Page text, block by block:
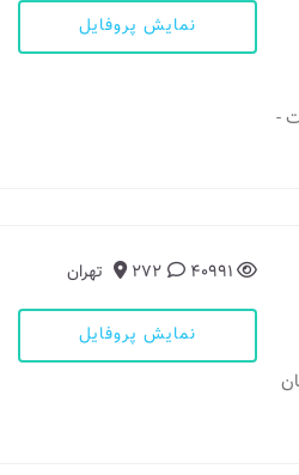
-
نمایش پروفایل
40991
272 تهران
نمایش پروفایل